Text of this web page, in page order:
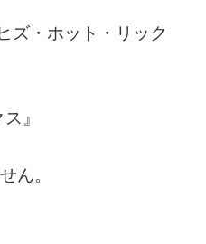
ズ・ホット・リック
』
ん。